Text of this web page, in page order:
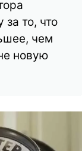
то, что
чем
новую